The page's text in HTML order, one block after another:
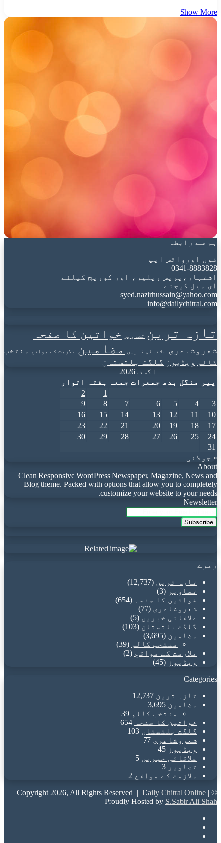
Show More
ہم سے رابطہ
فون اورواٹس ایپ
0341-8883828
اشتہار،پریس ریلیز، اور کوریج کیلئے
ای میل کیجئے
syed.nazirhussain@yahoo.com
info@dailychitral.com
تازہ ترین تصاویر خواتین کا صفحہ
شعروشاعری علاقائی خبریں مضامین ملازمت کے مواقع
منتخب
کالم ویڈیوز گلگت بلتستان
اگست 2026
پیر
منگل بدھ جمعرات جمعہ ہفتہ
اتوار
1
2
3
4
5
6
7
8
9
10
11
12
13
14
15
16
17
18
19
20
21
22
23
24
25
26
27
28
29
30
31
« جولائی
About
Clean Responsive WordPress Newspaper, Magazine, News and
Blog theme. Packed with options that allow you to completely
customize your website to your needs.
Newsletter
Enter
your
Email
زمرے
تازہ ترین (12,737)
تصاویر (3)
خواتین کا صفحہ
(654)
شعروشاعری (77)
علاقائی خبریں (5)
گلگت بلتستان (103)
مضامین (3,695)
منتخب کالم (39)
ملازمت کے مواقع (2)
ویڈیوز (45)
Categories
تازہ ترین 12,737
مضامین 3,695
منتخب کالم 39
خواتین کا صفحہ
654
گلگت بلتستان 103
شعروشاعری 77
ویڈیوز 45
علاقائی خبریں 5
تصاویر 3
ملازمت کے مواقع 2
© Copyright 2026, All Rights Reserved |
Daily Chitral Online |
Proudly Hosted by S.Sabir Ali Shah